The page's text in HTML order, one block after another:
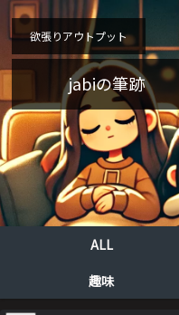
欲張りアウトプット
jabiの筆跡
ALL
趣味